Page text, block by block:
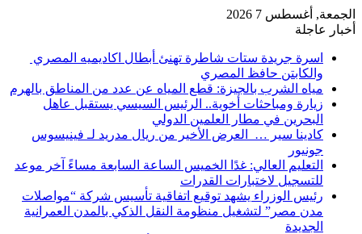
الجمعة, أغسطس 7 2026
أخبار عاجلة
اسرة جريدة ستات شاطرة تهنئ أبطال اكاديميه المصري
والكابتن حافظ المصري
مياه الشرب بالجيزة: قطع المياه عن عدد من المناطق بالهرم
زيارة ومباحثات أخوية.. الرئيس السيسي يستقبل عاهل
البحرين في مطار العلمين الدولي
كادينا سير … العرض الأخير من ريال مدريد لـ فينيسوس
جونيور
التعليم العالي: غدًا الخميس الساعة السابعة مساءً آخر موعد
للتسجيل لاختبارات القدرات
رئيس الوزراء يشهد توقيع اتفاقية تأسيس شركة “مواصلات
مدن مصر” لتشغيل منظومة النقل الذكي بالمدن العمرانية
الجديدة